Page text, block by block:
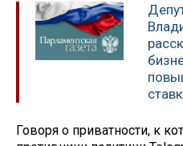
Говоря о приватности, к